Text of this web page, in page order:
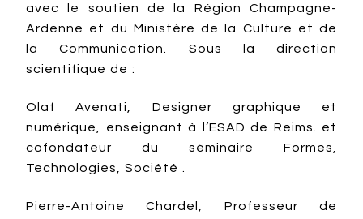
avec le soutien de la Région Champagne-
Ardenne et du Ministère de la Culture et de
la Communication. Sous la direction
scientifique de :
Olaf Avenati, Designer graphique et
numérique, enseignant à l’ESAD de Reims. et
cofondateur du séminaire Formes,
Technologies, Société .
Pierre-Antoine Chardel, Professeur de